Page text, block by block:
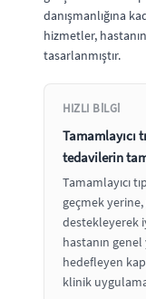
danışmanlığına
hizmetler,
tasarlanmıştır.
HIZLI BILGI
Tamamlayıcı
tedavilerin
Tamamlayıcı
geçmek
destekleyerek
hastanın
hedefleyen
klinik